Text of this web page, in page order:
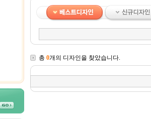
총 0개의 디자인을 찾았습니다.